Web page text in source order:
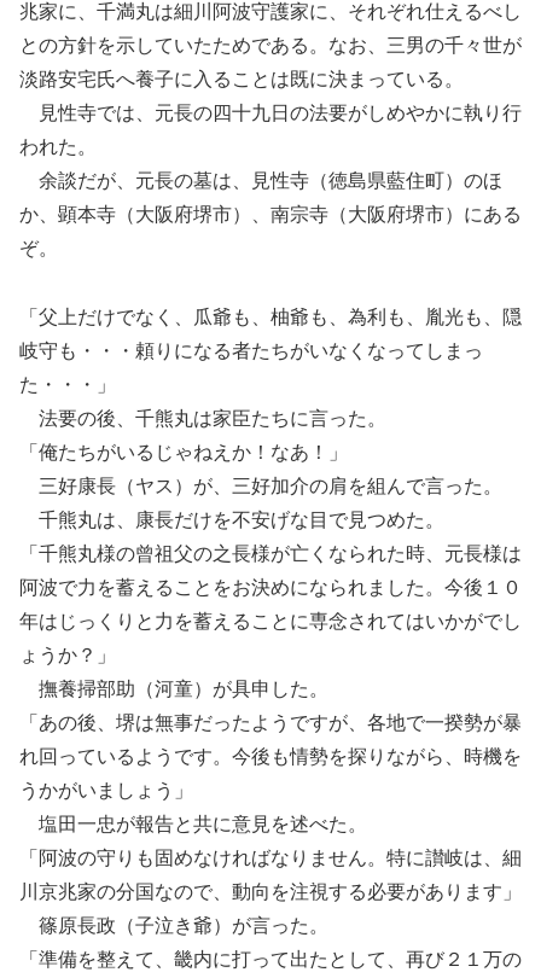
兆家に、千満丸は細川阿波守護家に、それぞれ仕えるべし
との方針を示していたためである。なお、三男の千々世が
淡路安宅氏へ養子に入ることは既に決まっている。
見性寺では、元長の四十九日の法要がしめやかに執り行
われた。
余談だが、元長の墓は、見性寺（徳島県藍住町）のほ
か、顕本寺（大阪府堺市）、南宗寺（大阪府堺市）にある
ぞ。
「父上だけでなく、瓜爺も、柚爺も、為利も、胤光も、隠
岐守も・・・頼りになる者たちがいなくなってしまっ
た・・・」
法要の後、千熊丸は家臣たちに言った。
「俺たちがいるじゃねえか！なあ！」
三好康長（ヤス）が、三好加介の肩を組んで言った。
千熊丸は、康長だけを不安げな目で見つめた。
「千熊丸様の曾祖父の之長様が亡くなられた時、元長様は
阿波で力を蓄えることをお決めになられました。今後１０
年はじっくりと力を蓄えることに専念されてはいかがでし
ょうか？」
撫養掃部助（河童）が具申した。
「あの後、堺は無事だったようですが、各地で一揆勢が暴
れ回っているようです。今後も情勢を探りながら、時機を
うかがいましょう」
塩田一忠が報告と共に意見を述べた。
「阿波の守りも固めなければなりません。特に讃岐は、細
川京兆家の分国なので、動向を注視する必要があります」
篠原長政（子泣き爺）が言った。
「準備を整えて、畿内に打って出たとして、再び２１万の